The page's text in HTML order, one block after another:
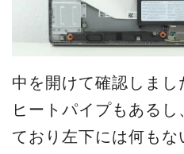
中を開けて確認しまし
ヒートパイプもある
ており左下には何もな